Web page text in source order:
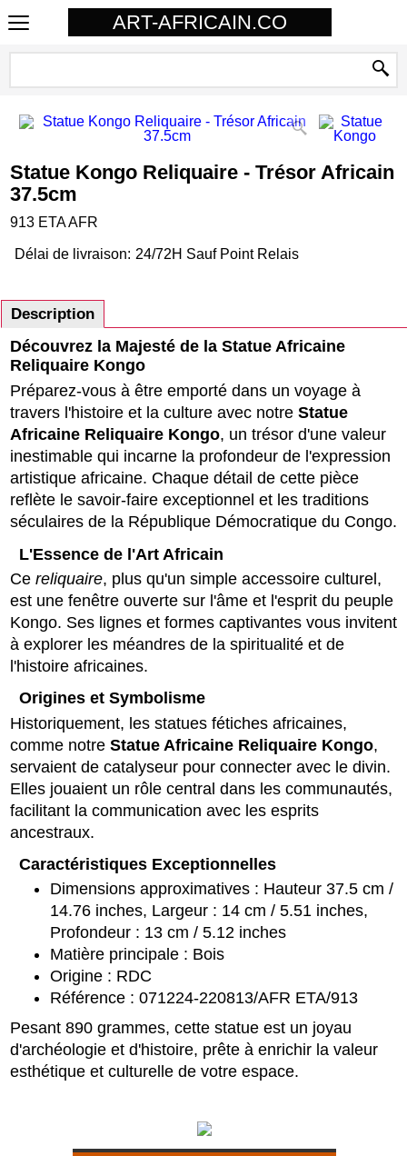
ART-AFRICAIN.CO
Statue Kongo Reliquaire - Trésor Africain
37.5cm
913 ETA AFR
Délai de livraison: 24/72H Sauf Point Relais
Description
Découvrez la Majesté de la Statue Africaine
Reliquaire Kongo
Préparez-vous à être emporté dans un voyage à
travers l'histoire et la culture avec notre Statue
Africaine Reliquaire Kongo, un trésor d'une valeur
inestimable qui incarne la profondeur de l'expression
artistique africaine. Chaque détail de cette pièce
reflète le savoir-faire exceptionnel et les traditions
séculaires de la République Démocratique du Congo.
L'Essence de l'Art Africain
Ce reliquaire, plus qu'un simple accessoire culturel,
est une fenêtre ouverte sur l'âme et l'esprit du peuple
Kongo. Ses lignes et formes captivantes vous invitent
à explorer les méandres de la spiritualité et de
l'histoire africaines.
Origines et Symbolisme
Historiquement, les statues fétiches africaines,
comme notre Statue Africaine Reliquaire Kongo,
servaient de catalyseur pour connecter avec le divin.
Elles jouaient un rôle central dans les communautés,
facilitant la communication avec les esprits
ancestraux.
Caractéristiques Exceptionnelles
Dimensions approximatives : Hauteur 37.5 cm /
14.76 inches, Largeur : 14 cm / 5.51 inches,
Profondeur : 13 cm / 5.12 inches
Matière principale : Bois
Origine : RDC
Référence : 071224-220813/AFR ETA/913
Pesant 890 grammes, cette statue est un joyau
d'archéologie et d'histoire, prête à enrichir la valeur
esthétique et culturelle de votre espace.